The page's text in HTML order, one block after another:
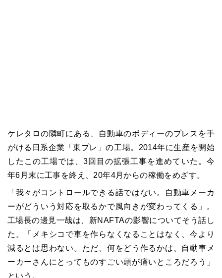
ケレタロの隣町にある、自動車のボディーのプレスを手
がける日系企業「東プレ」の工場。2014年に生産を開始
したこの工場では、3回目の拡張工事を進めていた。今
年6月末に工事を終え、20年4月からの稼働をめざす。
「我々がコントロールできる話ではない。自動車メーカ
ーがどういう対応を取るかで風向きが変わってくる」。
工場長の邊見一哉は、新NAFTAの影響についてそう話し
た。「メキシコで車を作らなくなることはなく、今より
減るとは思わない。ただ、何をどう作るかは、自動車メ
ーカーさんにとってものすごい頭が痛いところだろう」
という。